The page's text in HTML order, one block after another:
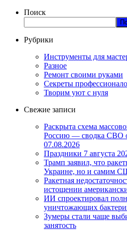
Поиск
Рубрики
Инструменты для
Разное
Ремонт своими руками
Секреты
Творим уют с нуля
Свежие записи
Раскрыта схема
Россию — сводка СВО
07.08.2026
Праздники 7 августа
Трамп заявил, что
Украине, но и самим
Ракетная
истощении
ИИ спроектировал
уничтожающих
Зумеры стали чаще
занятость